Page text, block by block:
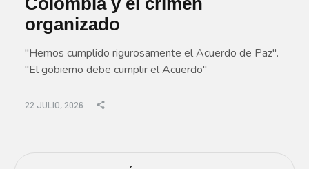
organizado
"Hemos cumplido rigurosamente el Acuerdo de Paz".
"El gobierno debe cumplir el Acuerdo"
22 JULIO, 2026